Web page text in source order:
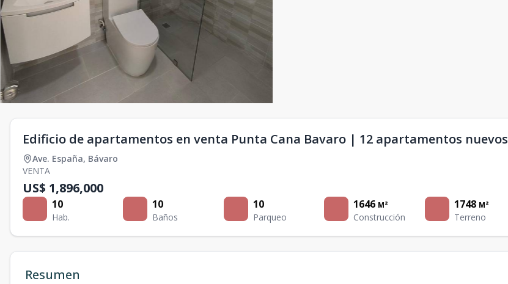
Edificio de apartamentos en venta Punta Cana Bavaro | 12 apartamentos nuevos
Ave. España, Bávaro
VENTA
US$ 1,896,000
10
Hab.
10
Baños
10
Parqueo
1646 M²
Construcción
1748 M²
Terreno
Resumen